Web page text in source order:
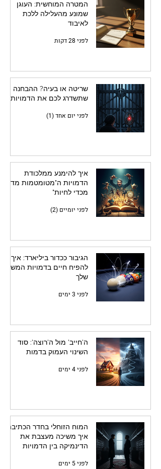
המטרה המוחשית: העוגן
שמונע מהעלילה ללכת
לאיבוד
לפני 28 דקות
שריטה או בעיה? ההבחנה
שתשדרג לכם את הדמויות
לפני יום אחד (1)
איך להימנע ממלכודת
הדמויות ה"מטומטמות מדי
מכדי לחיות"
לפני יומיים (2)
הגיבור ככדור ביליארד: איך
להפיח חיים בדמויות המשנה
שלך
לפני 3 ימים
ה'חייב' מול ה'רוצה': סוד
השינוי העמוק בדמות
לפני 4 ימים
המוח הזוחלי בחדר הכתיבה:
איך משיכה מעצבת את
הדינמיקה בין הדמויות
לפני 5 ימים